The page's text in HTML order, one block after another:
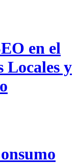
en el
Locales y